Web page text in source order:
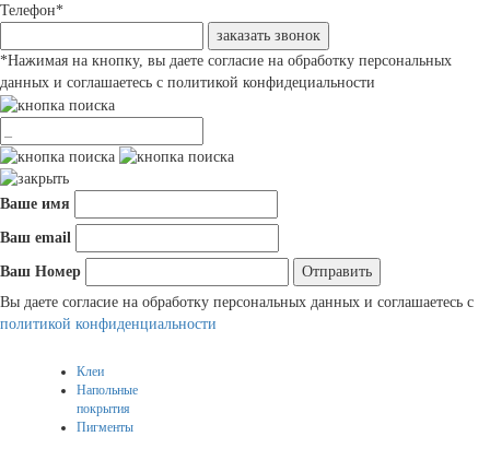
Телефон*
заказать звонок
*Нажимая на кнопку, вы даете согласие на обработку персональных
данных и соглашаетесь с политикой конфидециальности
Ваше имя
Ваш email
Ваш Номер
Вы даете согласие на обработку персональных данных и соглашаетесь c
политикой конфиденциальности
Клеи
Напольные
покрытия
Пигменты